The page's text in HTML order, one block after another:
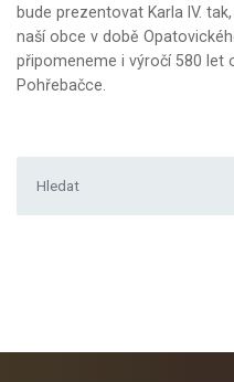
bude prezentovat Karla IV.
naší obce v době
připomeneme i výročí 580 let
Pohřebačce.